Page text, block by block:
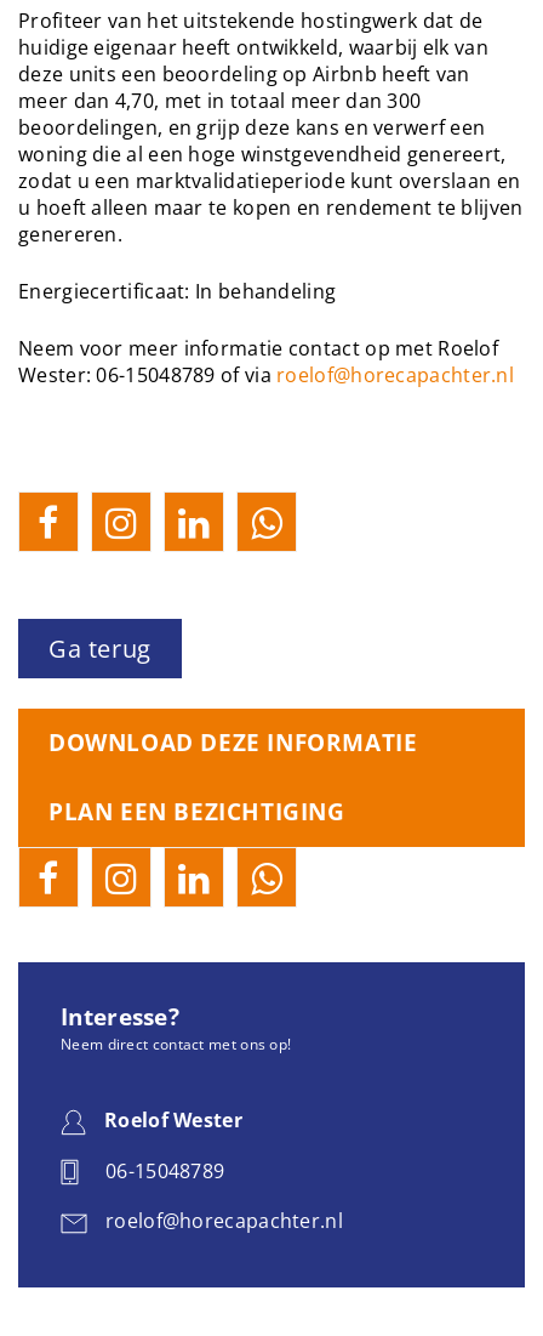
Profiteer van het uitstekende hostingwerk dat de
huidige eigenaar heeft ontwikkeld, waarbij elk van
deze units een beoordeling op Airbnb heeft van
meer dan 4,70, met in totaal meer dan 300
beoordelingen, en grijp deze kans en verwerf een
woning die al een hoge winstgevendheid genereert,
zodat u een marktvalidatieperiode kunt overslaan en
u hoeft alleen maar te kopen en rendement te blijven
genereren.
Energiecertificaat: In behandeling
Neem voor meer informatie contact op met Roelof
Wester: 06-15048789 of via roelof@horecapachter.nl
Ga terug
DOWNLOAD DEZE INFORMATIE
PLAN EEN BEZICHTIGING
Interesse?
Neem direct contact met ons op!
Roelof Wester
06-15048789
roelof@horecapachter.nl